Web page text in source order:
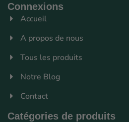
Connexions
Accueil
A propos de nous
Tous les produits
Notre Blog
Contact
Catégories de produits